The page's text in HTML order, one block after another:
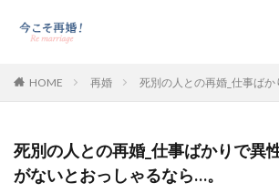
HOME 再婚 死別の人との再婚_仕事ば
死別の人との再婚_仕事ばかりで異
がないとおっしゃるなら…。